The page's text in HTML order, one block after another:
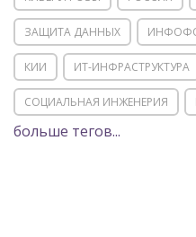
ЗАЩИТА ДАННЫХ
КИИ ИТ-ИНФРАСТРУКТУРА
СОЦИАЛЬНАЯ ИНЖЕНЕРИЯ
POSITIVE TECHNOLOGIES
больше тегов...